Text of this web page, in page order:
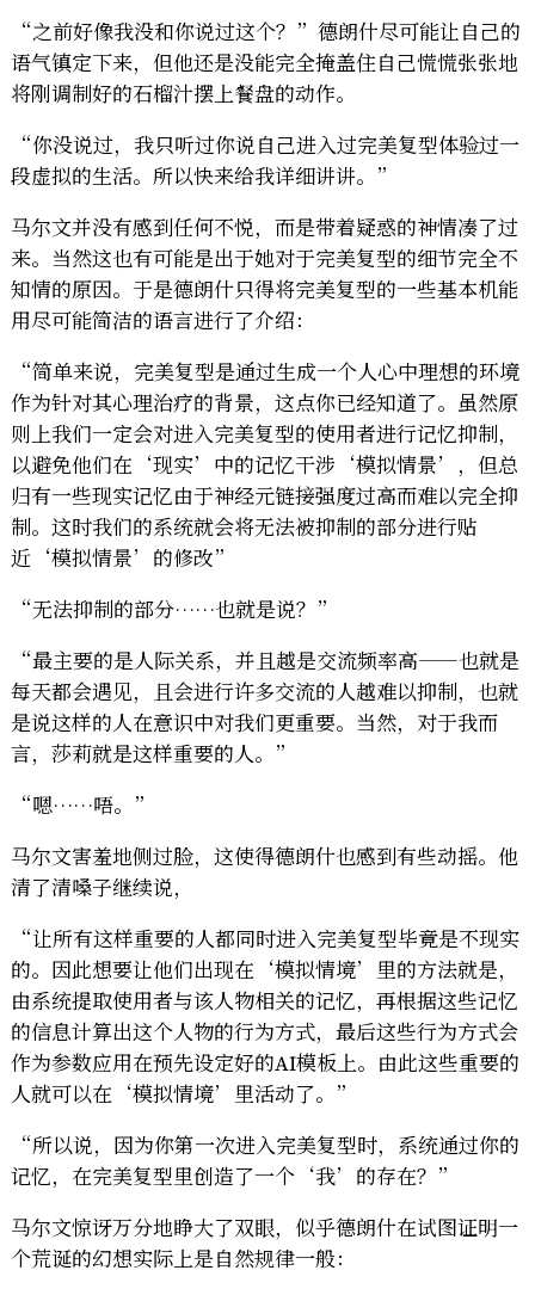
“之前好像我没和你说过这个？”德朗什尽可能让自己的
语气镇定下来，但他还是没能完全掩盖住自己慌慌张张地
将刚调制好的石榴汁摆上餐盘的动作。
“你没说过，我只听过你说自己进入过完美复型体验过一
段虚拟的生活。所以快来给我详细讲讲。”
马尔文并没有感到任何不悦，而是带着疑惑的神情凑了过
来。当然这也有可能是出于她对于完美复型的细节完全不
知情的原因。于是德朗什只得将完美复型的一些基本机能
用尽可能简洁的语言进行了介绍：
“简单来说，完美复型是通过生成一个人心中理想的环境
作为针对其心理治疗的背景，这点你已经知道了。虽然原
则上我们一定会对进入完美复型的使用者进行记忆抑制，
以避免他们在‘现实’中的记忆干涉‘模拟情景’，但总
归有一些现实记忆由于神经元链接强度过高而难以完全抑
制。这时我们的系统就会将无法被抑制的部分进行贴
近‘模拟情景’的修改”
“无法抑制的部分……也就是说？”
“最主要的是人际关系，并且越是交流频率高——也就是
每天都会遇见，且会进行许多交流的人越难以抑制，也就
是说这样的人在意识中对我们更重要。当然，对于我而
言，莎莉就是这样重要的人。”
“嗯……唔。”
马尔文害羞地侧过脸，这使得德朗什也感到有些动摇。他
清了清嗓子继续说，
“让所有这样重要的人都同时进入完美复型毕竟是不现实
的。因此想要让他们出现在‘模拟情境’里的方法就是，
由系统提取使用者与该人物相关的记忆，再根据这些记忆
的信息计算出这个人物的行为方式，最后这些行为方式会
作为参数应用在预先设定好的AI模板上。由此这些重要的
人就可以在‘模拟情境’里活动了。”
“所以说，因为你第一次进入完美复型时，系统通过你的
记忆，在完美复型里创造了一个‘我’的存在？”
马尔文惊讶万分地睁大了双眼，似乎德朗什在试图证明一
个荒诞的幻想实际上是自然规律一般：